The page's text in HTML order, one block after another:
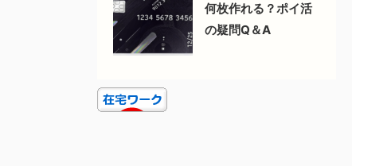
何枚作れる？ポイ活
の疑問Q＆A